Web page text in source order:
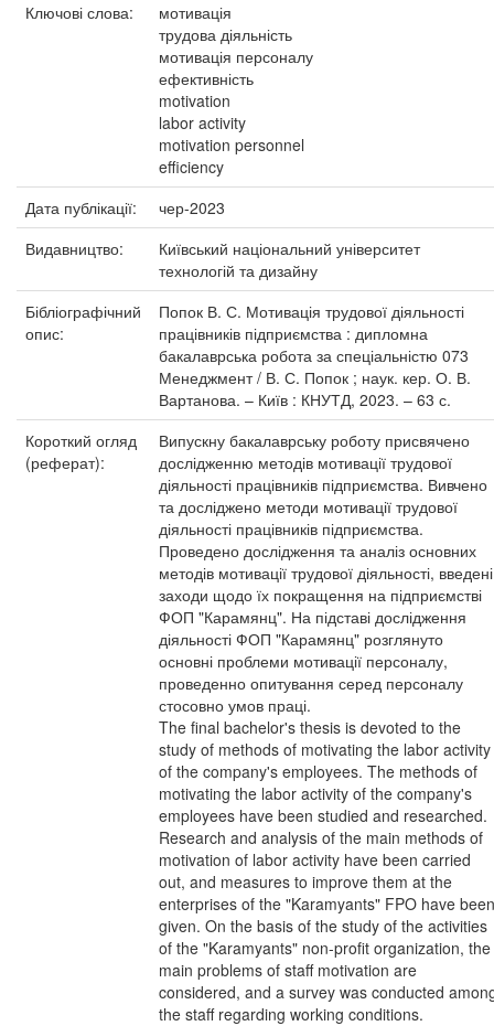
Ключові слова:
мотивація
трудова діяльність
мотивація персоналу
ефективність
motivation
labor activity
motivation personnel
efficiency
Дата публікації:
чер-2023
Видавництво:
Київський національний університет
технологій та дизайну
Бібліографічний
опис:
Попок В. С. Мотивація трудової діяльності
працівників підприємства : дипломна
бакалаврська робота за спеціальністю 073
Менеджмент / В. С. Попок ; наук. кер. О. В.
Вартанова. – Київ : КНУТД, 2023. – 63 с.
Короткий огляд
(реферат):
Випускну бакалаврську роботу присвячено
дослідженню методів мотивації трудової
діяльності працівників підприємства. Вивчено
та досліджено методи мотивації трудової
діяльності працівників підприємства.
Проведено дослідження та аналіз основних
методів мотивації трудової діяльності, введені
заходи щодо їх покращення на підприємстві
ФОП "Карамянц". На підставі дослідження
діяльності ФОП "Карамянц" розглянуто
основні проблеми мотивації персоналу,
проведенно опитування серед персоналу
стосовно умов праці.
The final bachelor's thesis is devoted to the
study of methods of motivating the labor activity
of the company's employees. The methods of
motivating the labor activity of the company's
employees have been studied and researched.
Research and analysis of the main methods of
motivation of labor activity have been carried
out, and measures to improve them at the
enterprises of the "Karamyants" FPO have been
given. On the basis of the study of the activities
of the "Karamyants" non-profit organization, the
main problems of staff motivation are
considered, and a survey was conducted
the staff regarding working conditions.